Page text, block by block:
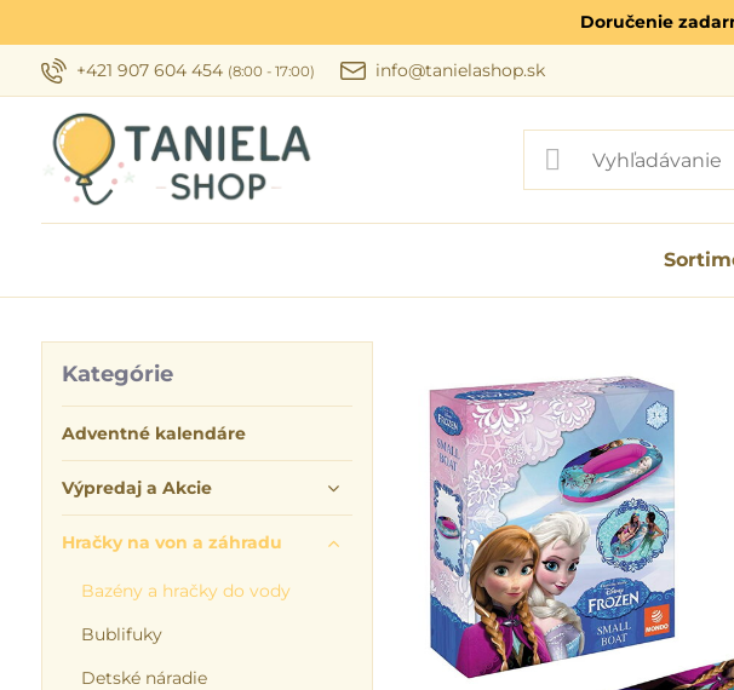
Doručenie
+421 907 604 454 (8:00 - 17:00) info@tanielashop.sk
Kategórie
Adventné kalendáre
Výpredaj a Akcie
Hračky na von a záhradu
Bazény a hračky do vody
Bublifuky
Detské náradie